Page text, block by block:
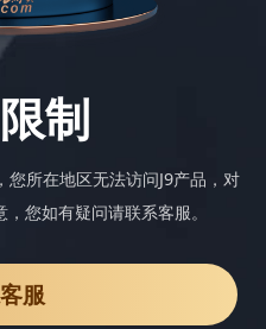
制
所在地区无法访问J9产品，对
您如有疑问请联系客服。
服